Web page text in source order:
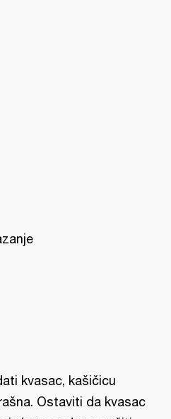
kvasac, kašičicu
Ostaviti da kvasac